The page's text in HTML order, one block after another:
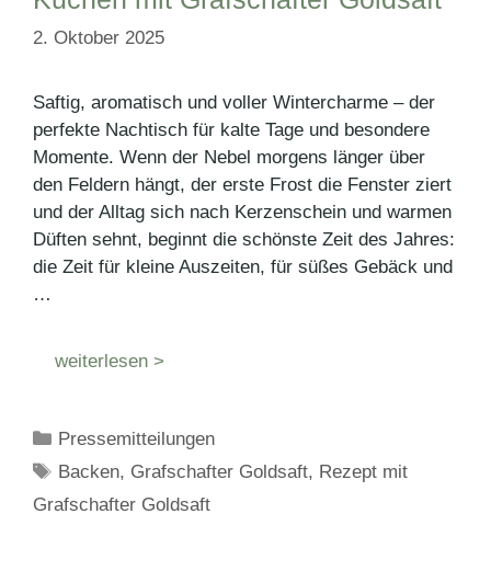
2. Oktober 2025
Saftig, aromatisch und voller Wintercharme – der
perfekte Nachtisch für kalte Tage und besondere
Momente. Wenn der Nebel morgens länger über
den Feldern hängt, der erste Frost die Fenster ziert
und der Alltag sich nach Kerzenschein und warmen
Düften sehnt, beginnt die schönste Zeit des Jahres:
die Zeit für kleine Auszeiten, für süßes Gebäck und
…
weiterlesen >
Kategorien
Pressemitteilungen
Schlagwörter
Backen, Grafschafter Goldsaft, Rezept mit
Grafschafter Goldsaft